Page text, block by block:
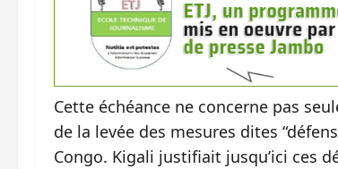
Cette échéance ne concerne pas
de la levée des mesures dites
Congo. Kigali justifiait jusqu’ici ces